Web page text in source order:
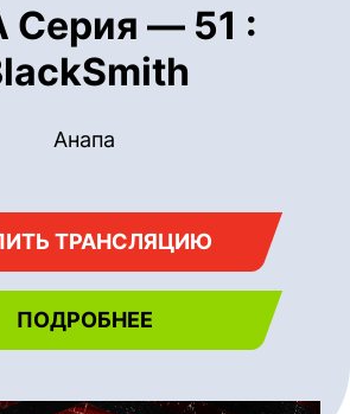
— 51 :
Анапа
ТРАНСЛЯЦИЮ
ПОДРОБНЕЕ